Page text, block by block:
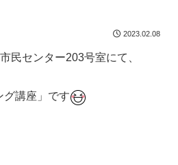
2023.02.08
民センター203号室にて、
グ講座」です